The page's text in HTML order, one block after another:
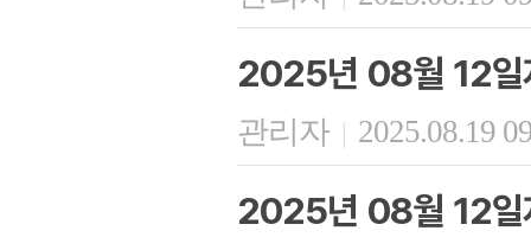
2025년 08월 12일
관리자 | 2025.08.19
2025년 08월 12일